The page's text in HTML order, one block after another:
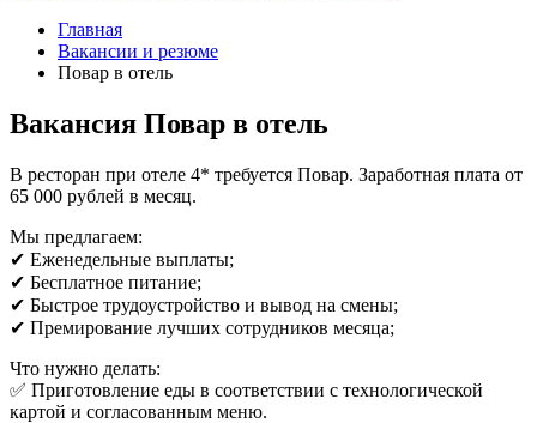
Главная
Вакансии и резюме
Повар в отель
Вакансия Повар в отель
В ресторан при отеле 4* требуется Повар. Заработная плата от
65 000 рублей в месяц.
Мы предлагаем:
✔ Еженедельные выплаты;
✔ Бесплатное питание;
✔ Быстрое трудоустройство и вывод на смены;
✔ Премирование лучших сотрудников месяца;
Что нужно делать:
✅ Приготовление еды в соответствии с технологической
картой и согласованным меню.